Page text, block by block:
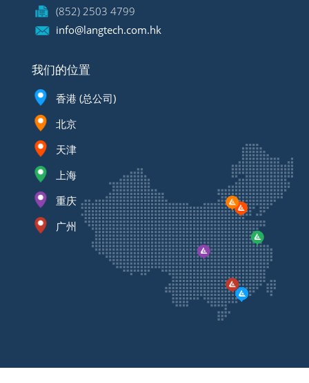
(852) 2503 4799
info@langtech.com.hk
我们的位置
香港 (总公司)
北京
天津
上海
重庆
广州